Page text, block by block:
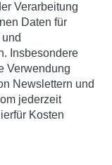
Verarbeitung
Daten für
Insbesondere
Verwendung
Newslettern und
jederzeit
Kosten